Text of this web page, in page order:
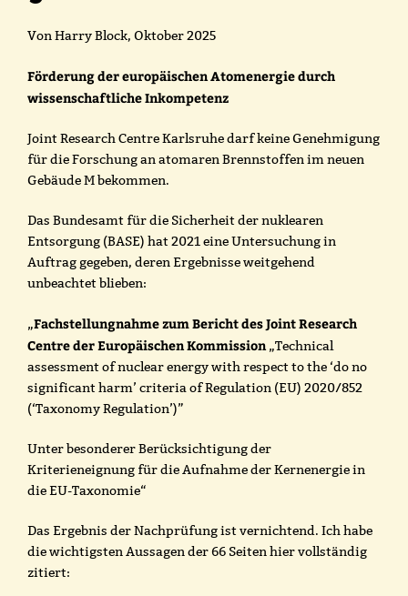
Von Harry Block, Oktober 2025
Förderung der europäischen Atomenergie durch
wissenschaftliche Inkompetenz
Joint Research Centre Karlsruhe darf keine Genehmigung
für die Forschung an atomaren Brennstoffen im neuen
Gebäude M bekommen.
Das Bundesamt für die Sicherheit der nuklearen
Entsorgung (BASE) hat 2021 eine Untersuchung in
Auftrag gegeben, deren Ergebnisse weitgehend
unbeachtet blieben:
„Fachstellungnahme zum Bericht des Joint Research
Centre der Europäischen Kommission „Technical
assessment of nuclear energy with respect to the ‘do no
significant harm’ criteria of Regulation (EU) 2020/852
(‘Taxonomy Regulation’)”
Unter besonderer Berücksichtigung der
Kriterieneignung für die Aufnahme der Kernenergie in
die EU-Taxonomie“
Das Ergebnis der Nachprüfung ist vernichtend. Ich habe
die wichtigsten Aussagen der 66 Seiten hier vollständig
zitiert: